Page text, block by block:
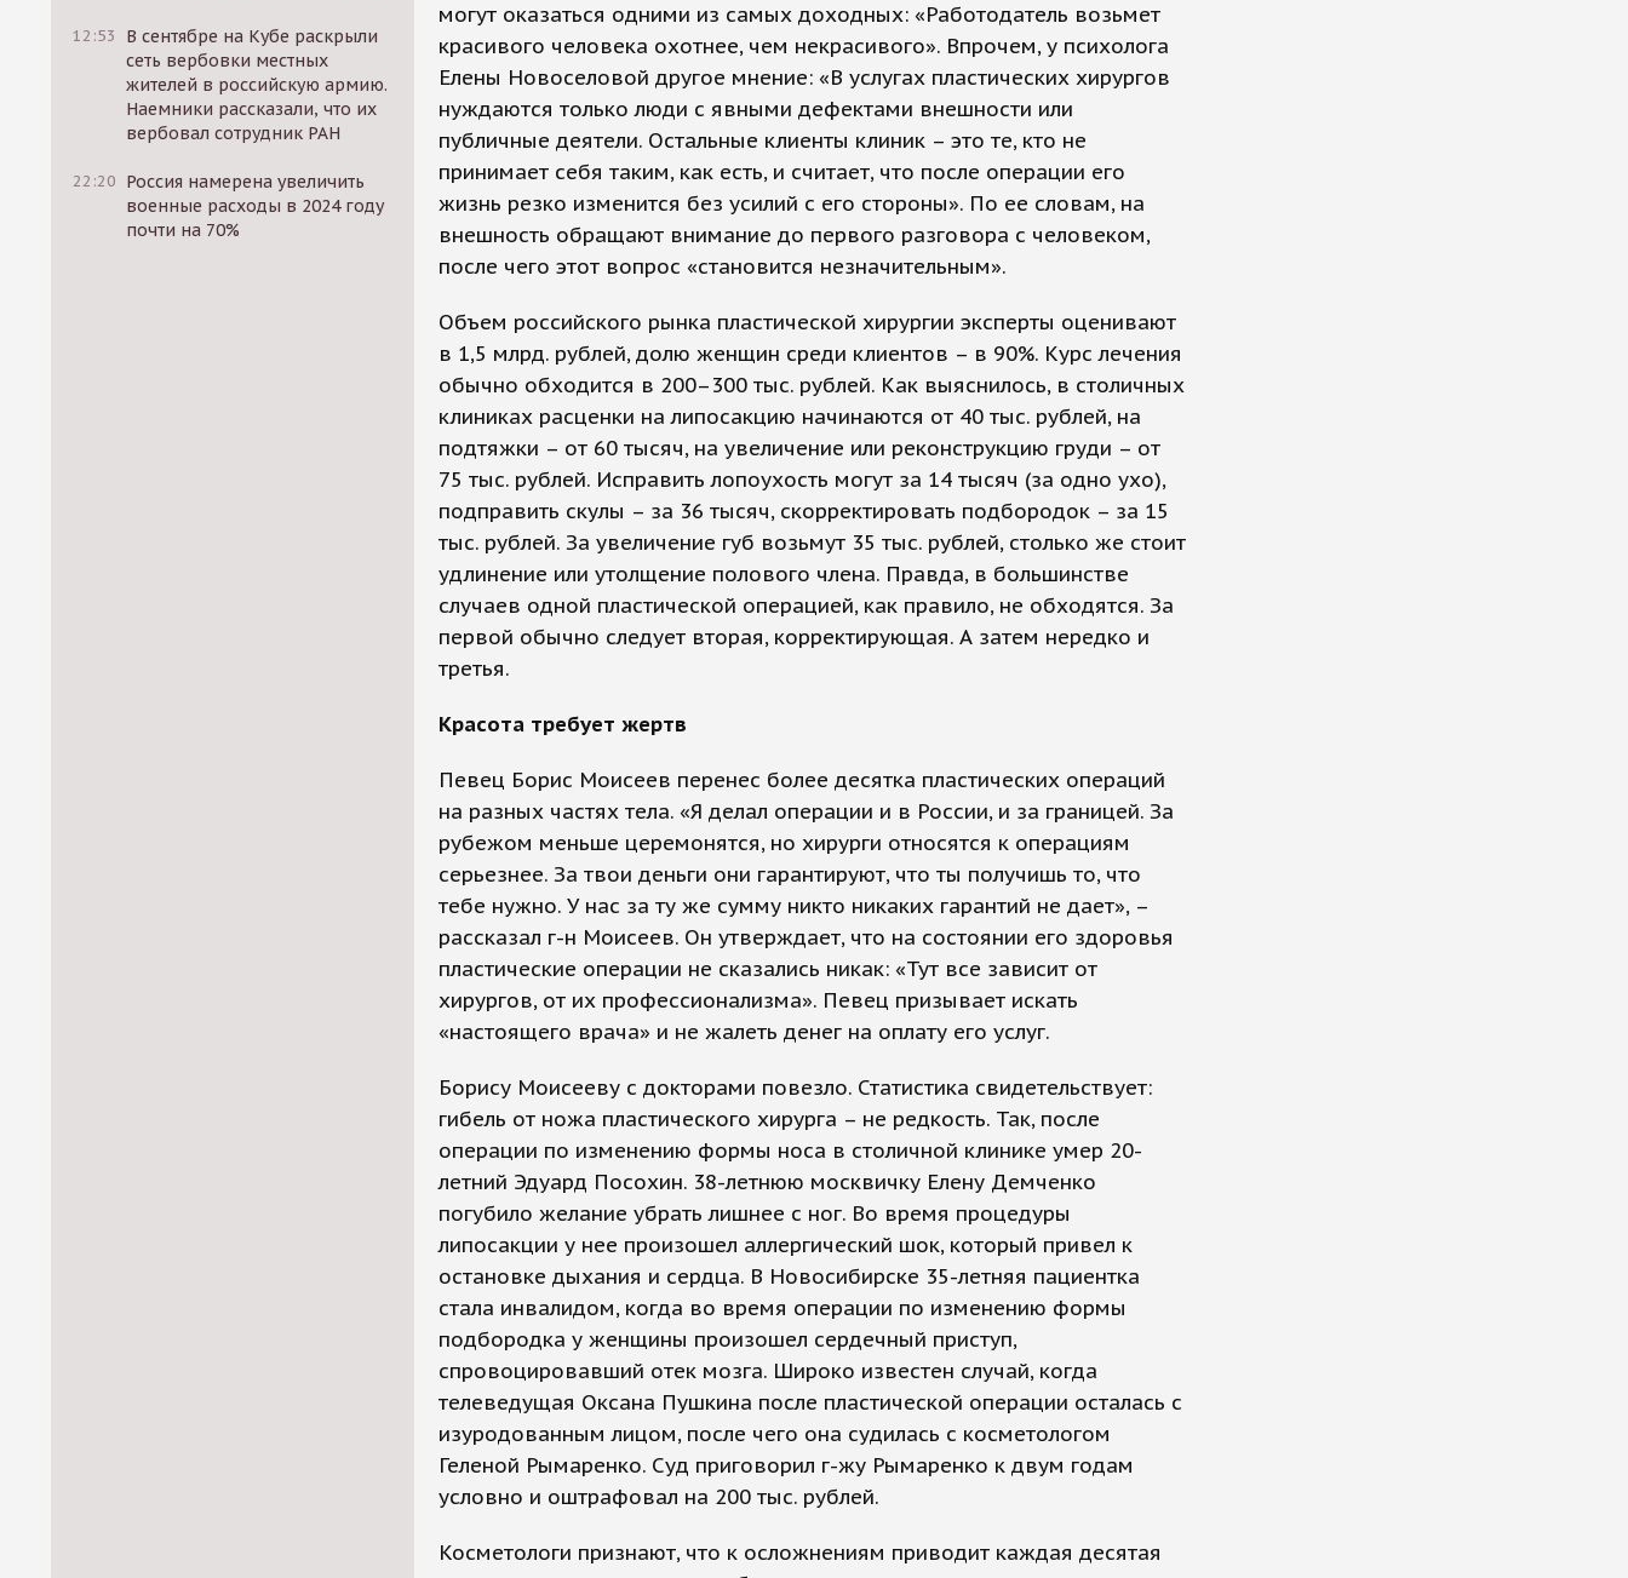
12:53
В сентябре на Кубе раскрыли
сеть вербовки местных
жителей в российскую армию.
Наемники рассказали, что их
вербовал сотрудник РАН
22:20 Россия намерена увеличить
военные расходы в 2024 году
почти на 70%
могут оказаться одними из самых доходных: «Работодатель возьмет
красивого человека охотнее, чем некрасивого». Впрочем, у психолога
Елены Новоселовой другое мнение: «В услугах пластических хирургов
нуждаются только люди с явными дефектами внешности или
публичные деятели. Остальные клиенты клиник – это те, кто не
принимает себя таким, как есть, и считает, что после операции его
жизнь резко изменится без усилий с его стороны». По ее словам, на
внешность обращают внимание до первого разговора с человеком,
после чего этот вопрос «становится незначительным».
Объем российского рынка пластической хирургии эксперты оценивают
в 1,5 млрд. рублей, долю женщин среди клиентов – в 90%. Курс лечения
обычно обходится в 200–300 тыс. рублей. Как выяснилось, в столичных
клиниках расценки на липосакцию начинаются от 40 тыс. рублей, на
подтяжки – от 60 тысяч, на увеличение или реконструкцию груди – от
75 тыс. рублей. Исправить лопоухость могут за 14 тысяч (за одно ухо),
подправить скулы – за 36 тысяч, скорректировать подбородок – за 15
тыс. рублей. За увеличение губ возьмут 35 тыс. рублей, столько же стоит
удлинение или утолщение полового члена. Правда, в большинстве
случаев одной пластической операцией, как правило, не обходятся. За
первой обычно следует вторая, корректирующая. А затем нередко и
третья.
Красота требует жертв
Певец Борис Моисеев перенес более десятка пластических операций
на разных частях тела. «Я делал операции и в России, и за границей. За
рубежом меньше церемонятся, но хирурги относятся к операциям
серьезнее. За твои деньги они гарантируют, что ты получишь то, что
тебе нужно. У нас за ту же сумму никто никаких гарантий не дает», –
рассказал г-н Моисеев. Он утверждает, что на состоянии его здоровья
пластические операции не сказались никак: «Тут все зависит от
хирургов, от их профессионализма». Певец призывает искать
«настоящего врача» и не жалеть денег на оплату его услуг.
Борису Моисееву с докторами повезло. Статистика свидетельствует:
гибель от ножа пластического хирурга – не редкость. Так, после
операции по изменению формы носа в столичной клинике умер 20-
летний Эдуард Посохин. 38-летнюю москвичку Елену Демченко
погубило желание убрать лишнее с ног. Во время процедуры
липосакции у нее произошел аллергический шок, который привел к
остановке дыхания и сердца. В Новосибирске 35-летняя пациентка
стала инвалидом, когда во время операции по изменению формы
подбородка у женщины произошел сердечный приступ,
спровоцировавший отек мозга. Широко известен случай, когда
телеведущая Оксана Пушкина после пластической операции осталась с
изуродованным лицом, после чего она судилась с косметологом
Геленой Рымаренко. Суд приговорил г-жу Рымаренко к двум годам
условно и оштрафовал на 200 тыс. рублей.
Косметологи признают, что к осложнениям приводит каждая десятая